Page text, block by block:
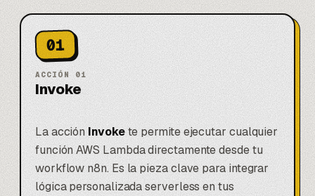
01
ACCIÓN 01
Invoke
La acciónInvokete permite ejecutar cualquier
función AWS Lambda directamente desde tu
workflow n8n. Es la pieza clave para integrar
lógica personalizada serverless en tus